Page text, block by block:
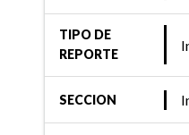
Informe Crediticio
FIX
Ratings)
TIPO DE
REPORTE
SECCION